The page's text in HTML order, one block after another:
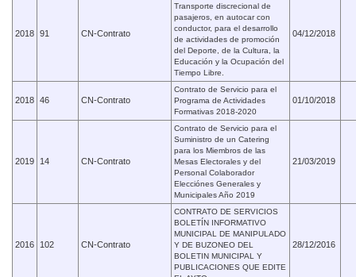
2018 91 CN-Contrato
Transporte discrecional de
pasajeros, en autocar con
conductor, para el desarrollo
de actividades de promoción
del Deporte, de la Cultura, la
Educación y la Ocupación del
Tiempo Libre.
04/12/2018
2018 46 CN-Contrato
Contrato de Servicio para el
Programa de Actividades
Formativas 2018-2020
01/10/2018
2019 14 CN-Contrato
Contrato de Servicio para el
Suministro de un Catering
para los Miembros de las
Mesas Electorales y del
Personal Colaborador
Elecciónes Generales y
Municipales Año 2019
21/03/2019
2016 102 CN-Contrato
CONTRATO DE SERVICIOS
BOLETÍN INFORMATIVO
MUNICIPAL DE MANIPULADO
Y DE BUZONEO DEL
BOLETIN MUNICIPAL Y
PUBLICACIONES QUE EDITE
28/12/2016